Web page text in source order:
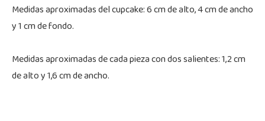
Medidas aproximadas del cupcake: 6 cm de alto, 4 cm de ancho
y 1 cm de fondo.
Medidas aproximadas de cada pieza con dos salientes: 1,2 cm
de alto y 1,6 cm de ancho.